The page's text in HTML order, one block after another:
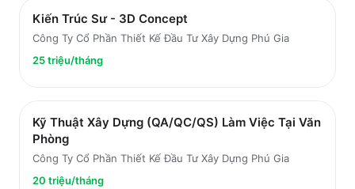
Kiến Trúc Sư - 3D Concept
Công Ty Cổ Phần Thiết Kế Đầu Tư Xây Dựng Phú Gia
25 triệu/tháng
Kỹ Thuật Xây Dựng (QA/QC/QS) Làm Việc Tại Văn
Phòng
Công Ty Cổ Phần Thiết Kế Đầu Tư Xây Dựng Phú Gia
20 triệu/tháng